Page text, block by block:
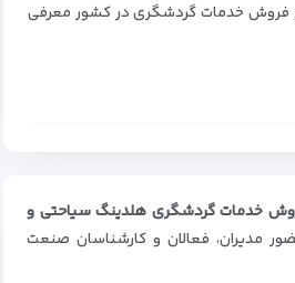
فروش خدمات گردشگری در کشور معرفی
فروش خدمات گردشگری هلدینگ سیاحتی و
مدیران، فعالان و کارشناسان صنعت